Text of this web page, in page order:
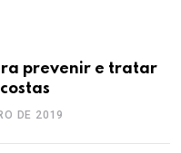
prevenir e tratar
DE 2019